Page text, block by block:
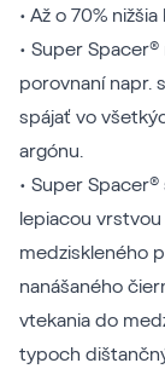
• Až o 70%
• Super
porovnaní napr.
spájať vo
argónu.
• Super
lepiacou
medziskleného
nanášaného
vtekania do
typoch